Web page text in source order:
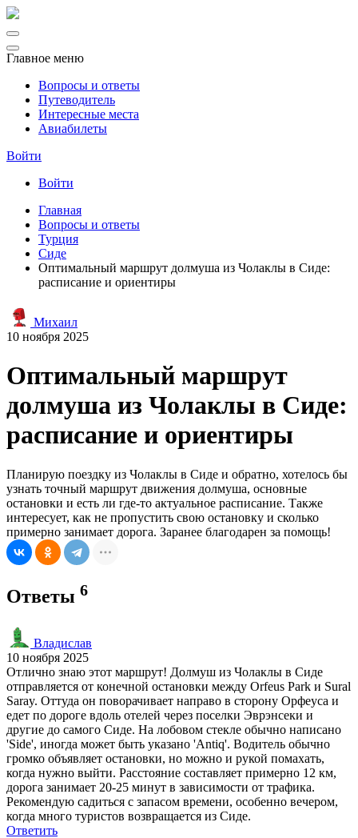
Главное меню
Вопросы и ответы
Путеводитель
Интересные места
Авиабилеты
Войти
Войти
Главная
Вопросы и ответы
Турция
Сиде
Оптимальный маршрут долмуша из Чолаклы в Сиде:
расписание и ориентиры
Михаил
10 ноября 2025
Оптимальный маршрут
долмуша из Чолаклы в Сиде:
расписание и ориентиры
Планирую поездку из Чолаклы в Сиде и обратно, хотелось бы
узнать точный маршрут движения долмуша, основные
остановки и есть ли где-то актуальное расписание. Также
интересует, как не пропустить свою остановку и сколько
примерно занимает дорога. Заранее благодарен за помощь!
Ответы 6
Владислав
10 ноября 2025
Отлично знаю этот маршрут! Долмуш из Чолаклы в Сиде
отправляется от конечной остановки между Orfeus Park и Sural
Saray. Оттуда он поворачивает направо в сторону Орфеуса и
едет по дороге вдоль отелей через поселки Эврэнсеки и
другие до самого Сиде. На лобовом стекле обычно написано
'Side', иногда может быть указано 'Antiq'. Водитель обычно
громко объявляет остановки, но можно и рукой помахать,
когда нужно выйти. Расстояние составляет примерно 12 км,
дорога занимает 20-25 минут в зависимости от трафика.
Рекомендую садиться с запасом времени, особенно вечером,
когда много туристов возвращается из Сиде.
Ответить